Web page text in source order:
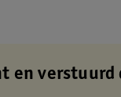
en